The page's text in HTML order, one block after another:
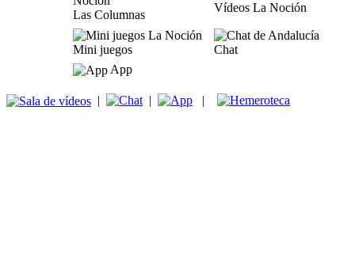
Las Columnas
Vídeos La Noción
Mini juegos
Chat
App
| | |